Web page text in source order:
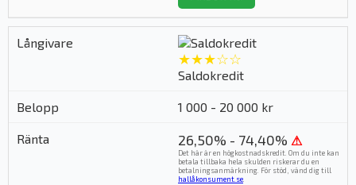
★★★☆☆
Saldokredit
1 000 - 20 000 kr
26,50% - 74,40% ⚠
Det här är en högkostnadskredit. Om du inte kan
betala tillbaka hela skulden riskerar du en
betalningsanmärkning. För stöd, vänd dig till
hallåkonsument.se.